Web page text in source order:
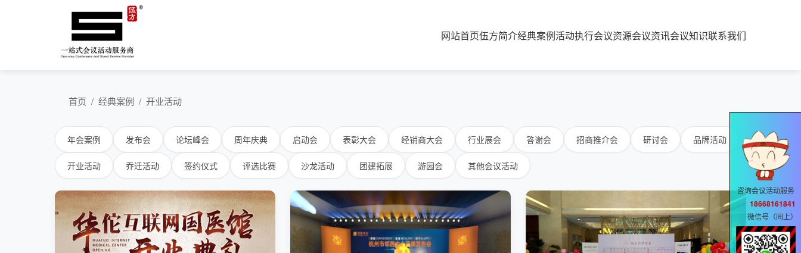
网站首页伍方简介经典案例活动执行会议资源会议资讯会议知识联系我们
首页 / 经典案例 / 开业活动
年会案例 发布会 论坛峰会 周年庆典 启动会 表彰大会 经销商大会 行业展会 答谢会 招商推介会 研讨会 品牌活动
开业活动 乔迁活动 签约仪式 评选比赛 沙龙活动 团建拓展 游园会 其他会议活动
咨询会议活动服务
18668161841
微信号（同上）